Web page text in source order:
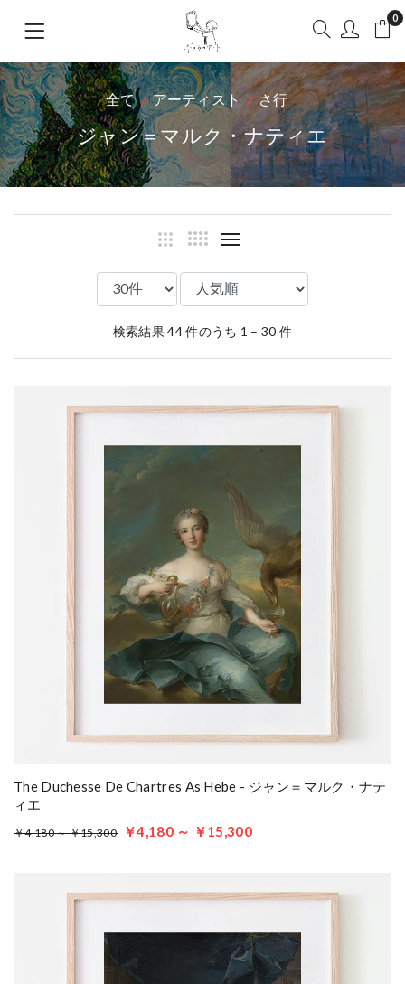
0
全て アーティスト さ行
ジャン＝マルク・ナティエ
検索結果 44 件のうち 1 – 30 件
The Duchesse De Chartres As Hebe - ジャン＝マルク・ナテ
ィエ
￥4,180 ～ ￥15,300 ￥4,180 ～ ￥15,300